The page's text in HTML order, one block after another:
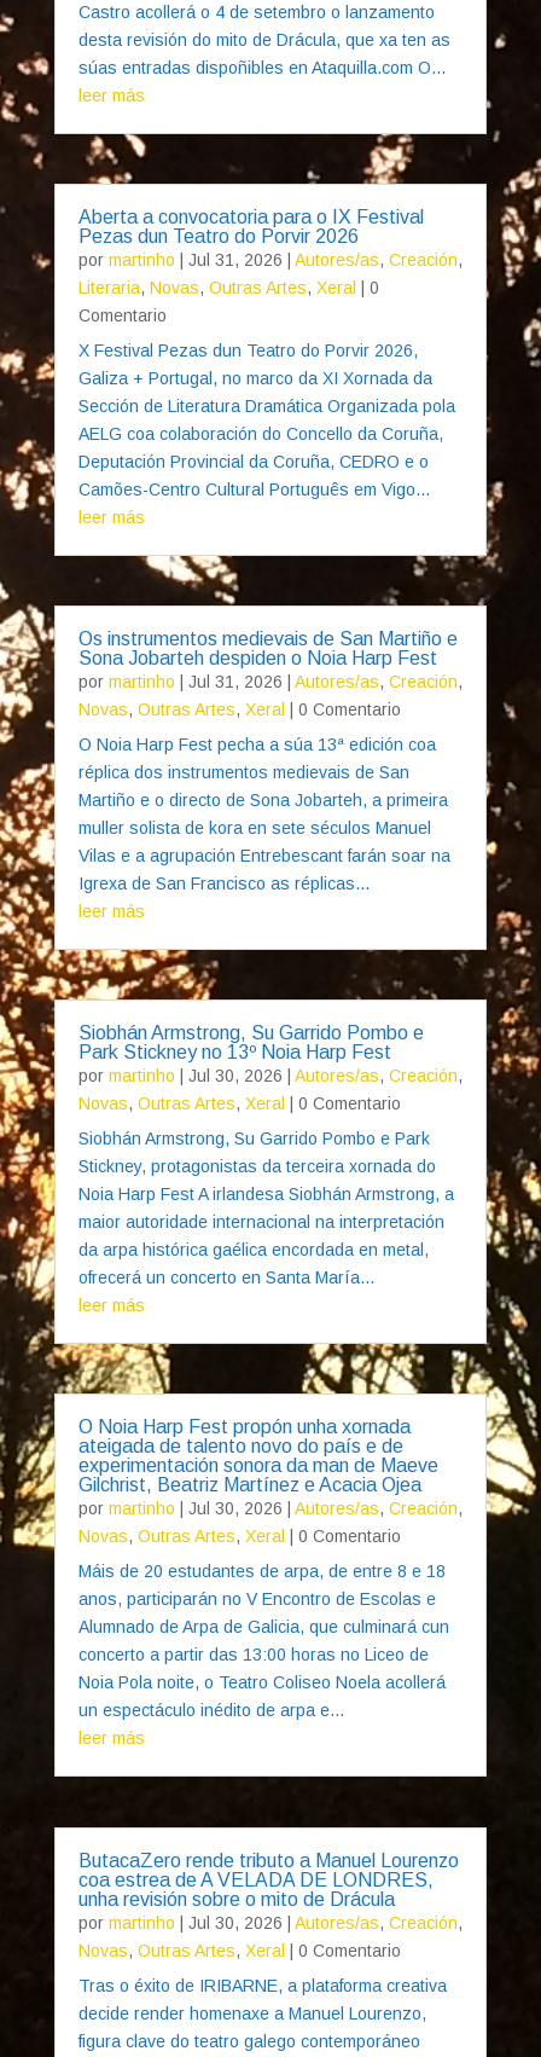
Castro acollerá o 4 de setembro o lanzamento
desta revisión do mito de Drácula, que xa ten as
súas entradas dispoñibles en Ataquilla.com O...
leer más
Aberta a convocatoria para o IX Festival
Pezas dun Teatro do Porvir 2026
por martinho Jul 31, 2026 Autores/as, Creación,
Literaria, Novas, Outras Artes, Xeral
| 0
Comentario
X Festival Pezas dun Teatro do Porvir 2026,
Galiza + Portugal, no marco da XI Xornada da
Sección de Literatura Dramática Organizada pola
AELG coa colaboración do Concello da Coruña,
Deputación Provincial da Coruña, CEDRO e o
Camões-Centro Cultural Português em Vigo...
leer más
Os instrumentos medievais de San Martiño e
Sona Jobarteh despiden o Noia Harp Fest
por martinho Jul 31, 2026 Autores/as, Creación,
Novas, Outras Artes, Xeral
| 0 Comentario
O Noia Harp Fest pecha a súa 13ª edición coa
réplica dos instrumentos medievais de San
Martiño e o directo de Sona Jobarteh, a primeira
muller solista de kora en sete séculos Manuel
Vilas e a agrupación Entrebescant farán soar na
Igrexa de San Francisco as réplicas...
leer más
Siobhán Armstrong, Su Garrido Pombo e
Park Stickney no 13º Noia Harp Fest
por martinho Jul 30, 2026 Autores/as, Creación,
Novas, Outras Artes, Xeral
| 0 Comentario
Siobhán Armstrong, Su Garrido Pombo e Park
Stickney, protagonistas da terceira xornada do
Noia Harp Fest A irlandesa Siobhán Armstrong, a
maior autoridade internacional na interpretación
da arpa histórica gaélica encordada en metal,
ofrecerá un concerto en Santa María...
leer más
O Noia Harp Fest propón unha xornada
ateigada de talento novo do país e de
experimentación sonora da man de Maeve
Gilchrist, Beatriz Martínez e Acacia Ojea
por martinho Jul 30, 2026 Autores/as, Creación,
Novas, Outras Artes, Xeral
| 0 Comentario
Máis de 20 estudantes de arpa, de entre 8 e 18
anos, participarán no V Encontro de Escolas e
Alumnado de Arpa de Galicia, que culminará cun
concerto a partir das 13:00 horas no Liceo de
Noia Pola noite, o Teatro Coliseo Noela acollerá
un espectáculo inédito de arpa e...
leer más
ButacaZero rende tributo a Manuel Lourenzo
coa estrea de A VELADA DE LONDRES,
unha revisión sobre o mito de Drácula
por martinho Jul 30, 2026 Autores/as, Creación,
Novas, Outras Artes, Xeral
| 0 Comentario
Tras o éxito de IRIBARNE, a plataforma creativa
decide render homenaxe a Manuel Lourenzo,
figura clave do teatro galego contemporáneo